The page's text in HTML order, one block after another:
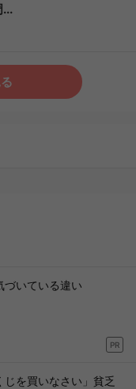
...
づいている違い
PR
じを買いなさい」貧乏